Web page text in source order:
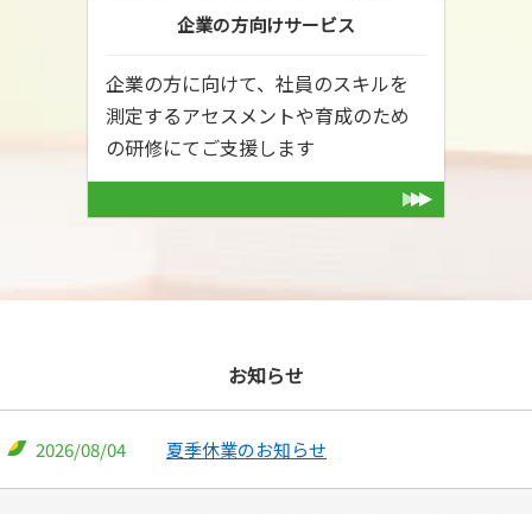
企業の方向けサービス
企業の方に向けて、社員のスキルを
測定するアセスメントや育成のため
の研修にてご支援します
お知らせ
2026/08/04 夏季休業のお知らせ